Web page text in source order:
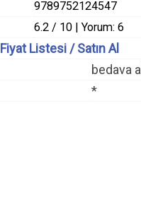
9789752124547
6.2 / 10 | Yorum: 6
Fiyat Listesi / Satın Al
bedava al
*